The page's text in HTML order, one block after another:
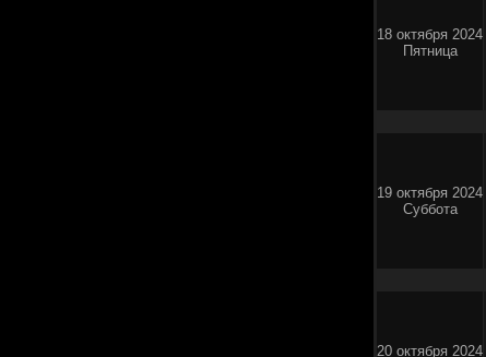
18 октября 2024
Пятница
19 октября 2024
Суббота
20 октября 2024